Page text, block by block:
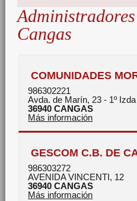
Cangas
COMUNIDADES
986302221
Avda. de Marín, 23 - 1º Izda
36940 CANGAS
Más información
GESCOM C.B. DE
986303272
AVENIDA VINCENTI, 12
36940 CANGAS
Más información